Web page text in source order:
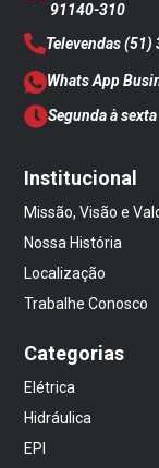
91140-310
Televendas(51)
Whats App
Segunda à
Institucional
Missão, Visão e
Nossa História
Localização
Trabalhe Conosco
Categorias
Elétrica
Hidráulica
EPI